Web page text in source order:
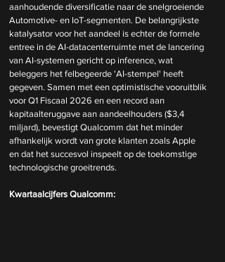
aanhoudende diversificatie naar de snelgroeiende
Automotive- en IoT-segmenten. De belangrijkste
katalysator voor het aandeel is echter de formele
entree in de AI-datacenterruimte met de lancering
van AI-systemen gericht op inference, wat
beleggers het felbegeerde 'AI-stempel' heeft
gegeven. Samen met een optimistische vooruitblik
voor Q1 Fiscaal 2026 en een record aan
kapitaalteruggave aan aandeelhouders ($3,4
miljard), bevestigt Qualcomm dat het minder
afhankelijk wordt van grote klanten zoals Apple
en dat het succesvol inspeelt op de toekomstige
technologische groeitrends.
Kwartaalcijfers Qualcomm: